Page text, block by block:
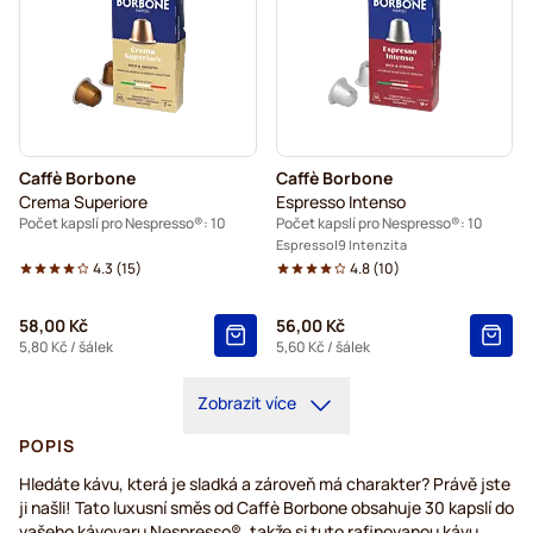
Caffè Borbone
Crema Superiore
Počet kapslí pro Nespresso®: 10
4.3 (15)
58,00 Kč
5,80 Kč / šálek
Caffè Borbone
Espresso Intenso
Počet kapslí pro Nespresso®: 10
Espresso 9 Intenzita
4.8(10)
56,00 Kč
5,60 Kč / šálek
Zobrazit více
POPIS
Hledáte kávu, která je sladká a zároveň má charakter? Právě jste
ji našli! Tato luxusní směs od Caffè Borbone obsahuje 30 kapslí do